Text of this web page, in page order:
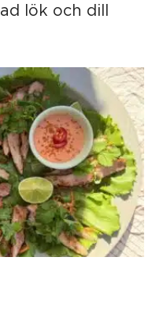
lök och dill